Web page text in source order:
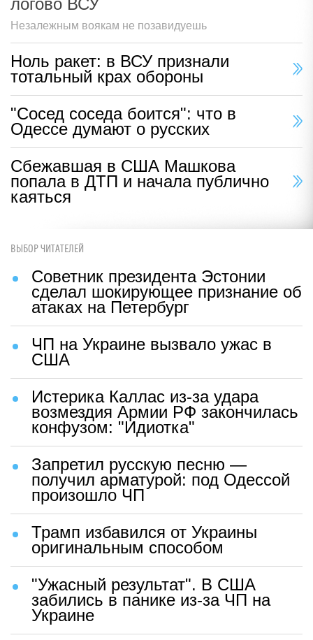
логово ВСУ
Незалежным воякам не позавидуешь
Ноль ракет: в ВСУ признали
тотальный крах обороны
"Сосед соседа боится": что в
Одессе думают о русских
Сбежавшая в США Машкова
попала в ДТП и начала публично
каяться
ВЫБОР ЧИТАТЕЛЕЙ
Советник президента Эстонии
сделал шокирующее признание об
атаках на Петербург
ЧП на Украине вызвало ужас в
США
Истерика Каллас из-за удара
возмездия Армии РФ закончилась
конфузом: "Идиотка"
Запретил русскую песню —
получил арматурой: под Одессой
произошло ЧП
Трамп избавился от Украины
оригинальным способом
"Ужасный результат". В США
забились в панике из-за ЧП на
Украине